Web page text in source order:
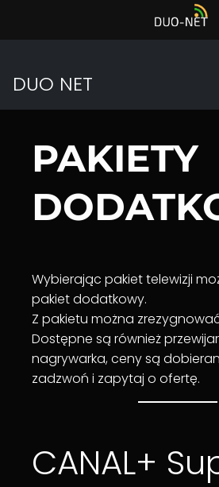
DUO NET
PAKIETY
Wybierając pakiet telewizji
pakiet dodatkowy.
Z pakietu można
Dostępne są również
nagrywarka, ceny są
zadzwoń i zapytaj o ofertę.
CANAL+